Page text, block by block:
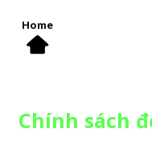
Home
Chính sách